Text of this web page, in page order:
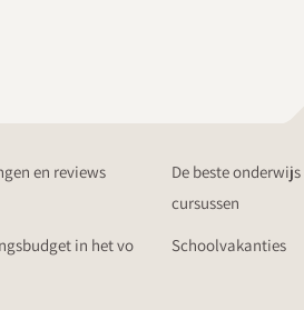
en reviews
De beste onderwijs
cursussen
in het vo Schoolvakanties